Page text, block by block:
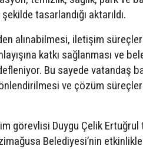
tasarlandığı aktarıldı.
alınabilmesi, iletişim
katkı sağlanması ve
Bu sayede vatandaş
ve çözüm
görevlisi Duygu Çelik
Belediyesi’nin